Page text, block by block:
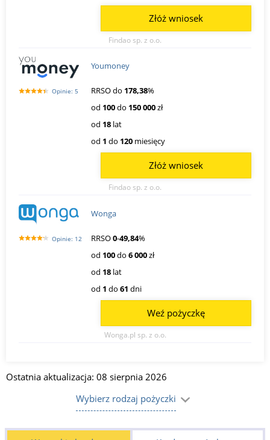
Findao sp. z o.o.
Złóż wniosek
Opinie: 5
Youmoney
RRSO do 178,38%
od 100do 150 000zł
od 18 lat
od 1 do 120 miesięcy
Findao sp. z o.o.
Złóż wniosek
Opinie: 12
Wonga
RRSO0-49,84%
od 100do 6 000zł
od 18 lat
od 1 do 61 dni
Wonga.pl sp. z o.o.
Weź pożyczkę
Ostatnia aktualizacja: 08 sierpnia 2026
Wybierz rodzaj pożyczki